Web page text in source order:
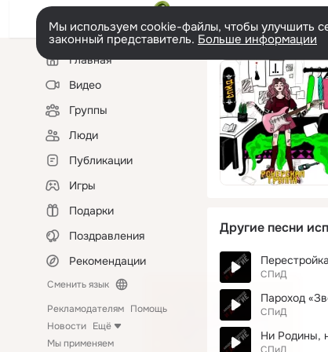
Мы используем cookie-файлы, чтобы улучшить
законный представитель. Больше информации
Левая
колонкаГлавная
Видео
Группы
Люди
Публикации
Игры
Подарки
Поздравления
Рекомендации
Сменить язык
Рекламодателям Помощь
Новости Ещё
Мы применяем
Другие песни
Перестройка
СПиД
Пароход
СПиД
Ни Родины,